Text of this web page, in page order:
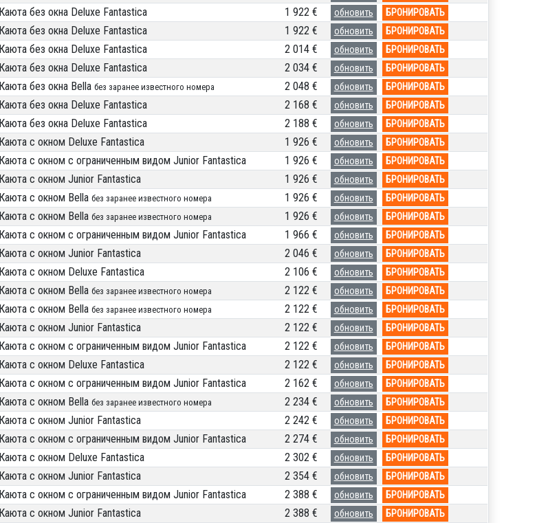
Каюта без окна Deluxe Fantastica 1 922 € обновить БРОНИРОВАТЬ
Каюта без окна Deluxe Fantastica 1 922 € обновить БРОНИРОВАТЬ
Каюта без окна Deluxe Fantastica 2 014 € обновить БРОНИРОВАТЬ
Каюта без окна Deluxe Fantastica 2 034 € обновить БРОНИРОВАТЬ
Каюта без окна Bella без заранее известного номера 2 048 € обновить БРОНИРОВАТЬ
Каюта без окна Deluxe Fantastica 2 168 € обновить БРОНИРОВАТЬ
Каюта без окна Deluxe Fantastica 2 188 € обновить БРОНИРОВАТЬ
Каюта с окном Deluxe Fantastica 1 926 € обновить БРОНИРОВАТЬ
Каюта с окном с ограниченным видом Junior Fantastica 1 926 € обновить БРОНИРОВАТЬ
Каюта с окном Junior Fantastica 1 926 € обновить БРОНИРОВАТЬ
Каюта с окном Bella без заранее известного номера 1 926 € обновить БРОНИРОВАТЬ
Каюта с окном Bella без заранее известного номера 1 926 € обновить БРОНИРОВАТЬ
Каюта с окном с ограниченным видом Junior Fantastica 1 966 € обновить БРОНИРОВАТЬ
Каюта с окном Junior Fantastica 2 046 € обновить БРОНИРОВАТЬ
Каюта с окном Deluxe Fantastica 2 106 € обновить БРОНИРОВАТЬ
Каюта с окном Bella без заранее известного номера 2 122 € обновить БРОНИРОВАТЬ
Каюта с окном Bella без заранее известного номера 2 122 € обновить БРОНИРОВАТЬ
Каюта с окном Junior Fantastica 2 122 € обновить БРОНИРОВАТЬ
Каюта с окном с ограниченным видом Junior Fantastica 2 122 € обновить БРОНИРОВАТЬ
Каюта с окном Deluxe Fantastica 2 122 € обновить БРОНИРОВАТЬ
Каюта с окном с ограниченным видом Junior Fantastica 2 162 € обновить БРОНИРОВАТЬ
Каюта с окном Bella без заранее известного номера 2 234 € обновить БРОНИРОВАТЬ
Каюта с окном Junior Fantastica 2 242 € обновить БРОНИРОВАТЬ
Каюта с окном с ограниченным видом Junior Fantastica 2 274 € обновить БРОНИРОВАТЬ
Каюта с окном Deluxe Fantastica 2 302 € обновить БРОНИРОВАТЬ
Каюта с окном Junior Fantastica 2 354 € обновить БРОНИРОВАТЬ
Каюта с окном с ограниченным видом Junior Fantastica 2 388 € обновить БРОНИРОВАТЬ
Каюта с окном Junior Fantastica 2 388 € обновить БРОНИРОВАТЬ